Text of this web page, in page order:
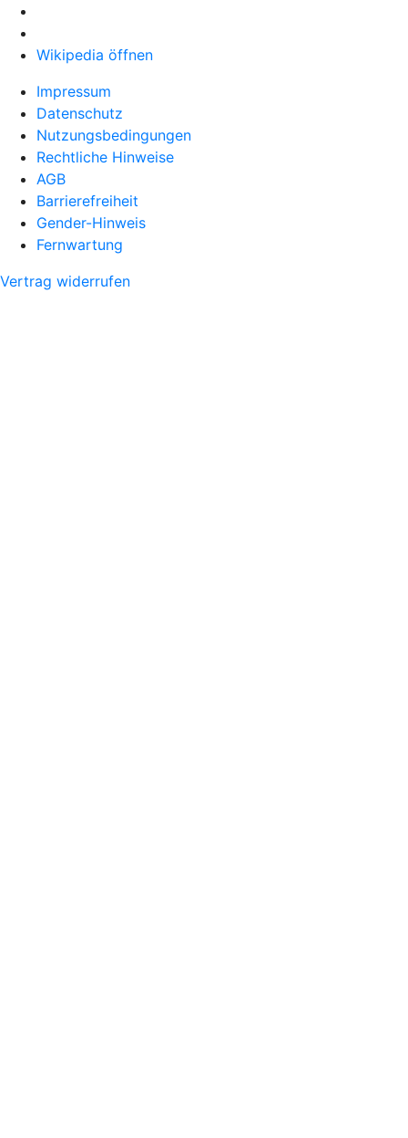
Wikipedia öffnen
Impressum
Datenschutz
Nutzungsbedingungen
Rechtliche Hinweise
AGB
Barrierefreiheit
Gender-Hinweis
Fernwartung
Vertrag widerrufen